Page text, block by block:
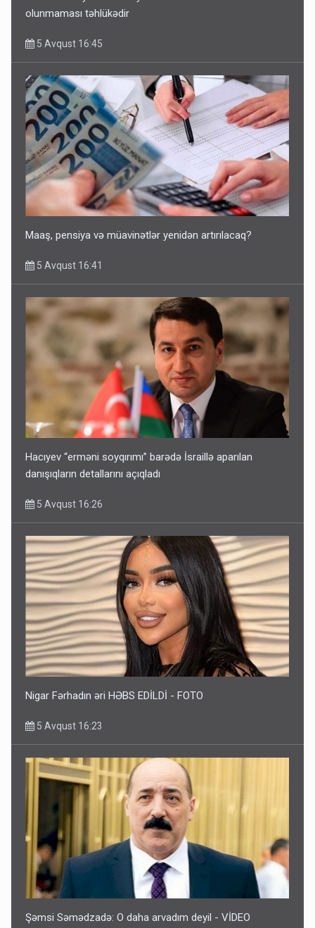
olunmaması təhlükədir
5 Avqust 16:45
Maaş, pensiya və müavinətlər yenidən artırılacaq?
5 Avqust 16:41
Hacıyev “erməni soyqırımı” barədə İsraillə aparılan
danışıqların detallarını açıqladı
5 Avqust 16:26
Nigar Fərhadın əri HƏBS EDİLDİ - FOTO
5 Avqust 16:23
Şəmsi Səmədzadə: O daha arvadım deyil - VİDEO